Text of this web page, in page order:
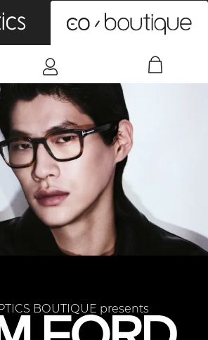
BOUTIQUE presents